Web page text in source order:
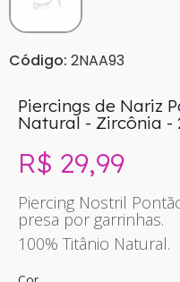
Código: 2NAA93
Piercings de Nariz
Natural - Zircônia -
R$ 29,99
Piercing Nostril
presa por garrinhas.
100% Titânio Natural.